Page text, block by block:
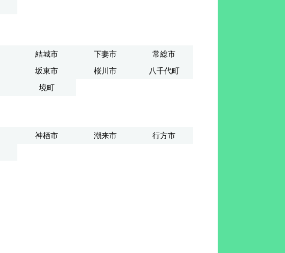
結城市 下妻市
常総市
坂東市 桜川市
八千代町
境町
神栖市 潮来市
行方市